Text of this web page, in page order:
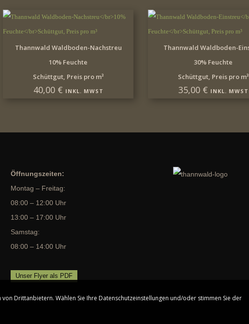
IN DEN WARENKORB
Thannwald Waldboden-Nachstreu
10% Feuchte
Schüttgut, Preis pro m³
40,00 € INKL. MWST
IN DEN
Thannwald Waldboden-
30% Feuchte
Schüttgut, Preis pro m³
35,00 € INKL. MWST
Öffnungszeiten:
Montag – Freitag:
08:00 – 12:00 Uhr
13:00 – 17:00 Uhr
Samstag:
08:00 – 14:00 Uhr
Unser Flyer als PDF
Drittanbietern. Wählen Sie Ihre Datenschutzeinstellungen und/oder stimmen Sie der